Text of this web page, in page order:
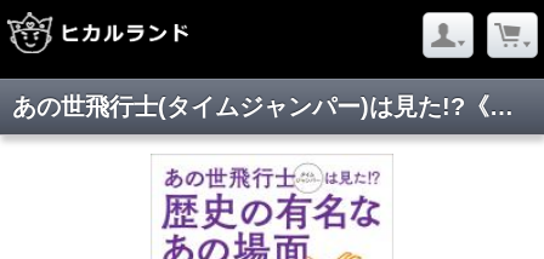
あの世飛行士(タイムジャンパー)は見た!?《歴史の有名なあの場面》